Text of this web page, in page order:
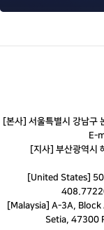
[본사] 서울특별시 강남구
E-
[지사] 부산광역시
[United States]
[Malaysia] A-3A,
Setia, 47300